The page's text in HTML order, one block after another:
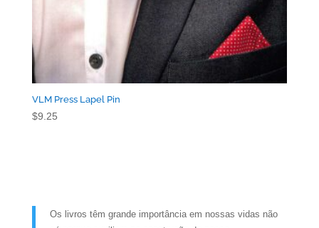
VLM Press Lapel Pin
$9.25
Os livros têm grande importância em nossas vidas não